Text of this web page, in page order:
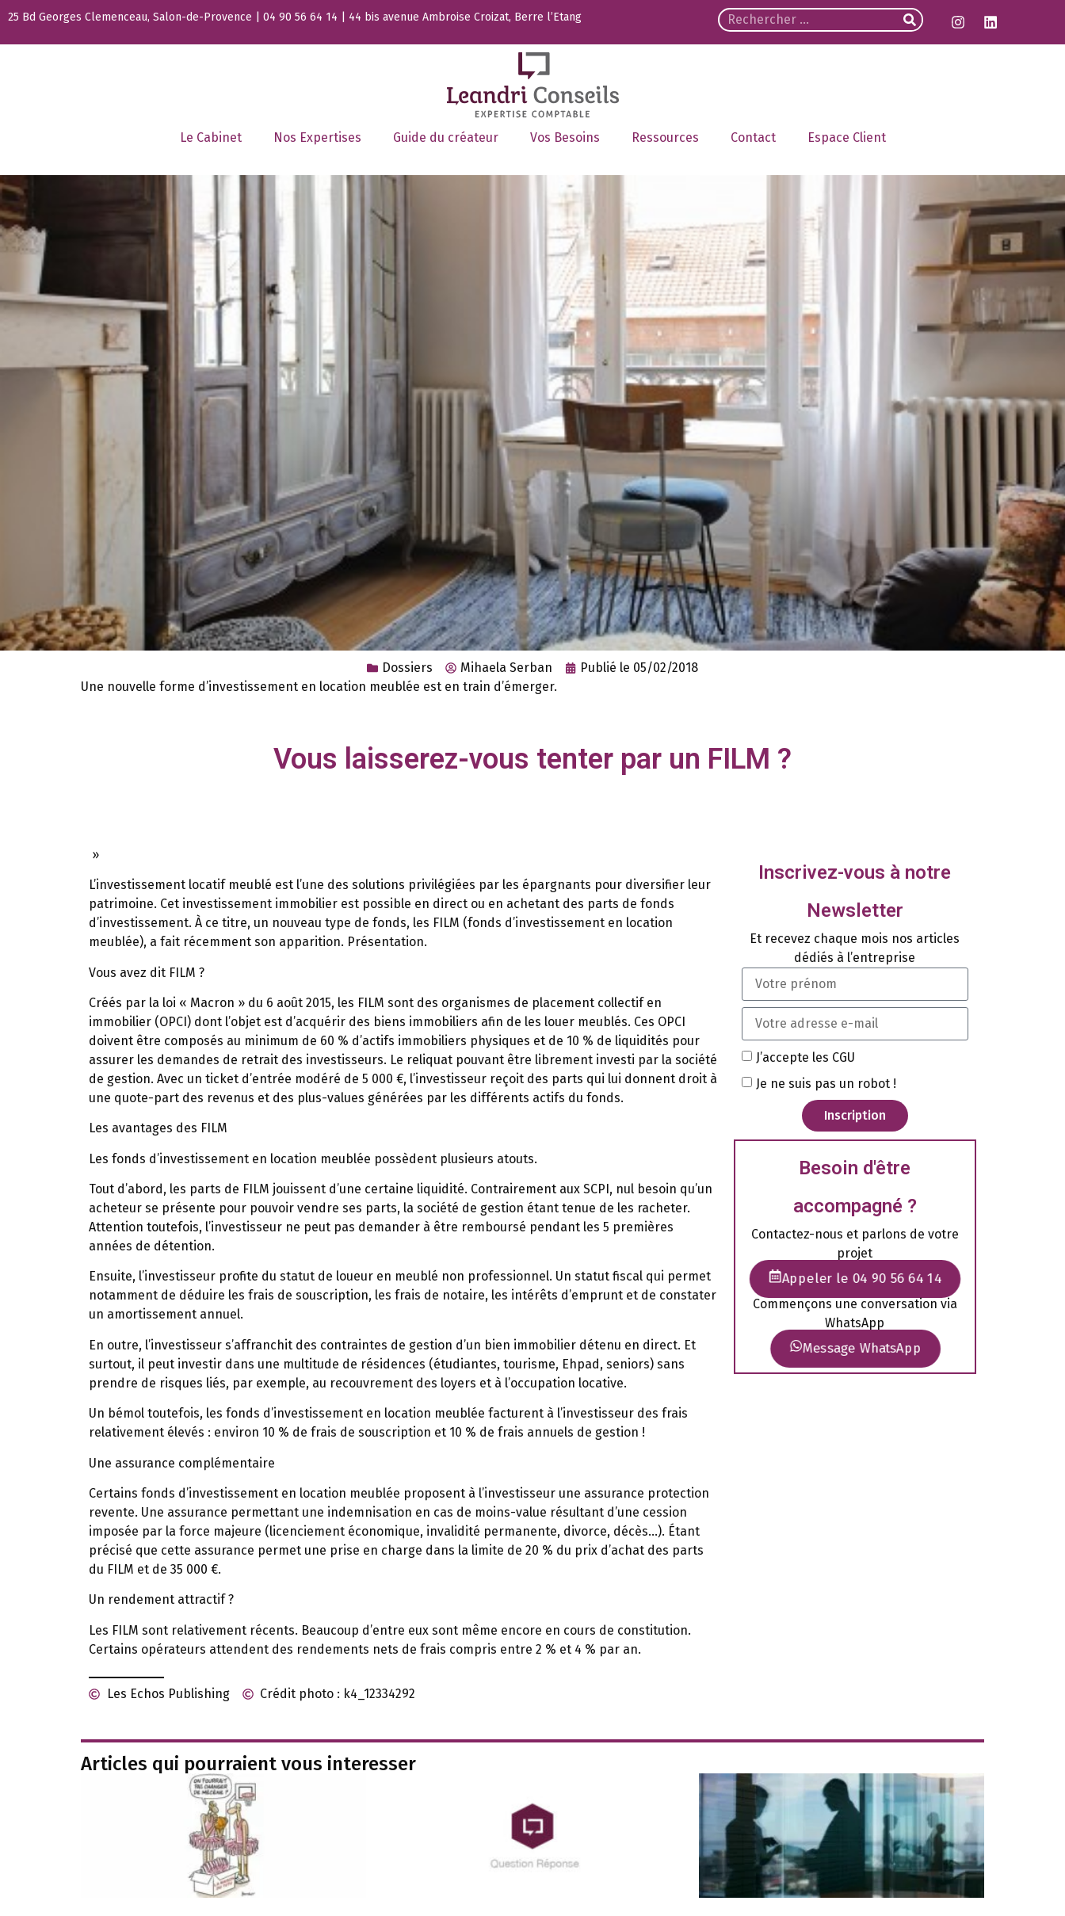
25 Bd Georges Clemenceau, Salon-de-Provence | 04 90 56 64 14 | 44 bis avenue Ambroise Croizat, Berre l’Etang
Le Cabinet Nos Expertises Guide du créateur Vos Besoins Ressources Contact Espace Client
Dossiers Mihaela Serban Publié le 05/02/2018
Une nouvelle forme d’investissement en location meublée est en train d’émerger.
Vous laisserez-vous tenter par un FILM ?
»
L’investissement locatif meublé est l’une des solutions privilégiées par les épargnants pour diversifier leur
patrimoine. Cet investissement immobilier est possible en direct ou en achetant des parts de fonds
d’investissement. À ce titre, un nouveau type de fonds, les FILM (fonds d’investissement en location
meublée), a fait récemment son apparition. Présentation.
Vous avez dit FILM ?
Créés par la loi « Macron » du 6 août 2015, les FILM sont des organismes de placement collectif en
immobilier (OPCI) dont l’objet est d’acquérir des biens immobiliers afin de les louer meublés. Ces OPCI
doivent être composés au minimum de 60 % d’actifs immobiliers physiques et de 10 % de liquidités pour
assurer les demandes de retrait des investisseurs. Le reliquat pouvant être librement investi par la société
de gestion. Avec un ticket d’entrée modéré de 5 000 €, l’investisseur reçoit des parts qui lui donnent droit à
une quote-part des revenus et des plus-values générées par les différents actifs du fonds.
Les avantages des FILM
Les fonds d’investissement en location meublée possèdent plusieurs atouts.
Tout d’abord, les parts de FILM jouissent d’une certaine liquidité. Contrairement aux SCPI, nul besoin qu’un
acheteur se présente pour pouvoir vendre ses parts, la société de gestion étant tenue de les racheter.
Attention toutefois, l’investisseur ne peut pas demander à être remboursé pendant les 5 premières
années de détention.
Ensuite, l’investisseur profite du statut de loueur en meublé non professionnel. Un statut fiscal qui permet
notamment de déduire les frais de souscription, les frais de notaire, les intérêts d’emprunt et de constater
un amortissement annuel.
En outre, l’investisseur s’affranchit des contraintes de gestion d’un bien immobilier détenu en direct. Et
surtout, il peut investir dans une multitude de résidences (étudiantes, tourisme, Ehpad, seniors) sans
prendre de risques liés, par exemple, au recouvrement des loyers et à l’occupation locative.
Un bémol toutefois, les fonds d’investissement en location meublée facturent à l’investisseur des frais
relativement élevés : environ 10 % de frais de souscription et 10 % de frais annuels de gestion !
Une assurance complémentaire
Certains fonds d’investissement en location meublée proposent à l’investisseur une assurance protection
revente. Une assurance permettant une indemnisation en cas de moins-value résultant d’une cession
imposée par la force majeure (licenciement économique, invalidité permanente, divorce, décès…). Étant
précisé que cette assurance permet une prise en charge dans la limite de 20 % du prix d’achat des parts
du FILM et de 35 000 €.
Un rendement attractif ?
Les FILM sont relativement récents. Beaucoup d’entre eux sont même encore en cours de constitution.
Certains opérateurs attendent des rendements nets de frais compris entre 2 % et 4 % par an.
Les Echos Publishing Crédit photo : k4_12334292
Inscrivez-vous à notre
Newsletter
Et recevez chaque mois nos articles
dédiés à l’entreprise
J’accepte les CGU
Je ne suis pas un robot !
Inscription
Besoin d'être
accompagné ?
Contactez-nous et parlons de votre
projet
Appeler le 04 90 56 64 14
Commençons une conversation via
WhatsApp
Message WhatsApp
Articles qui pourraient vous interesser